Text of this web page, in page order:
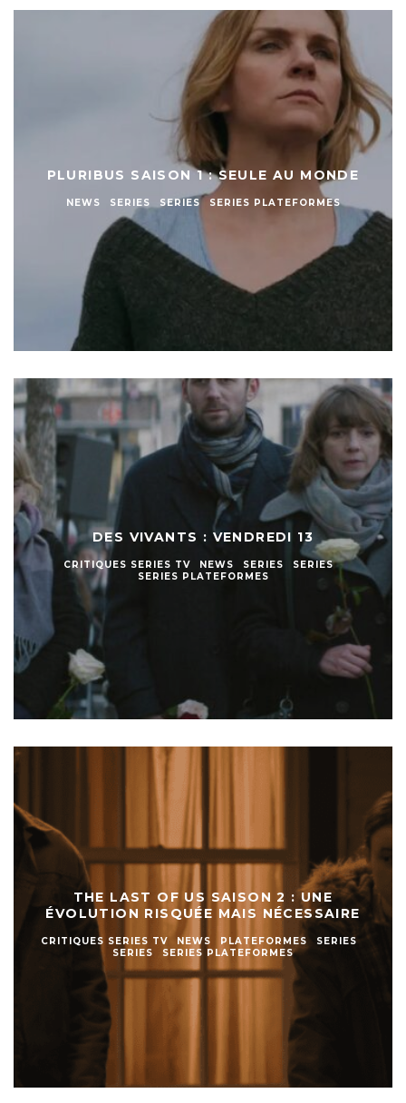
PLURIBUS SAISON 1 : SEULE AU MONDE
NEWS SERIES SERIES SERIES PLATEFORMES
DES VIVANTS : VENDREDI 13
CRITIQUES SERIES TV NEWS SERIES
SERIES
SERIES PLATEFORMES
THE LAST OF US SAISON 2 : UNE
ÉVOLUTION RISQUÉE MAIS NÉCESSAIRE
CRITIQUES SERIES TV NEWS PLATEFORMES
SERIES
SERIES
SERIES PLATEFORMES